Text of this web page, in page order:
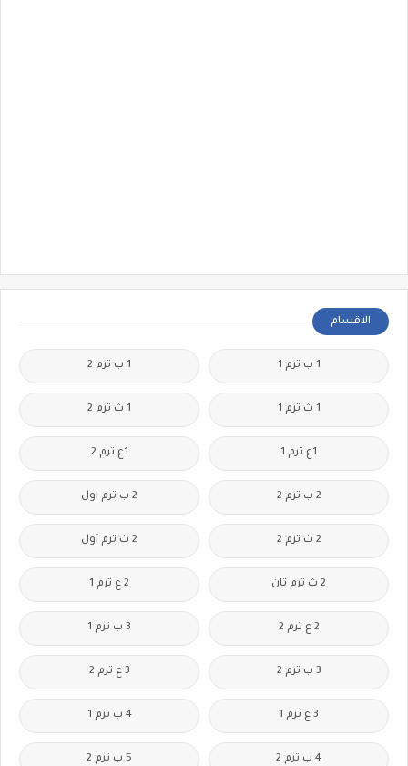
الاقسام
1 ب ترم 1 1 ب ترم 2
1 ث ترم 1 1 ث ترم 2
1ع ترم 1 1ع ترم 2
2 ب ترم 2 2 ب ترم اول
2 ث ترم 2 2 ث ترم أول
2 ث ترم ثان 2 ع ترم 1
2 ع ترم 2 3 ب ترم 1
3 ب ترم 2 3 ع ترم 2
3 ع ترم 1 4 ب ترم 1
4 ب ترم 2 5 ب ترم 2